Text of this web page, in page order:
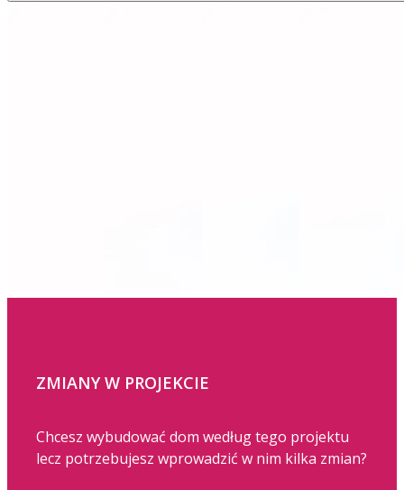
ZMIANY W PROJEKCIE
Chcesz wybudować dom według tego projektu
lecz potrzebujesz wprowadzić w nim kilka zmian?